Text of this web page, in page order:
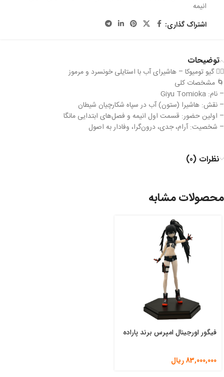
انیمه
اشتراک گذاری:
توضیحات
🧍‍♂️ گیو تو‌میوکا – هاشیرای آب با استایلی خونسرد و مرموز
🌀 مشخصات کلی
– نام: Giyu Tomioka
– نقش: هاشیرا (ستون) آب در سپاه شکارچیان شیطان
– اولین حضور: قسمت اول انیمه و فصل‌های ابتدایی مانگا
– شخصیت: آرام، جدی، درون‌گرا، وفادار به اصول
نظرات (0)
محصولات مشابه
فیگور اورجینال امپرس برند پاراده
83,000,000ریال